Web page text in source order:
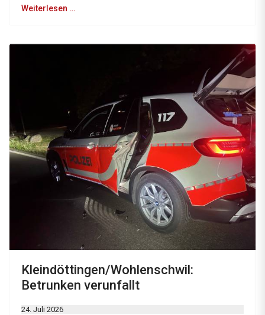
Weiterlesen …
Kleindöttingen/Wohlenschwil:
Betrunken verunfallt
24. Juli 2026